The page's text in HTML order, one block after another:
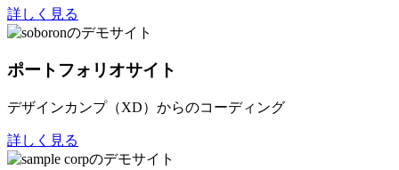
詳しく見る
ポートフォリオサイト
デザインカンプ（XD）からのコーディング
詳しく見る